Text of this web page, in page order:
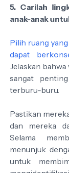
5. Carilah
anak-anak
Pilih ruang
dapat
Jelaskan
sangat
terburu-buru.
Pastikan
dan mereka
Selama
menunjuk
untuk